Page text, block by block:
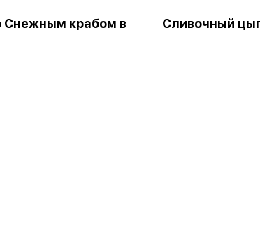
Снежным крабом в
Сливочный